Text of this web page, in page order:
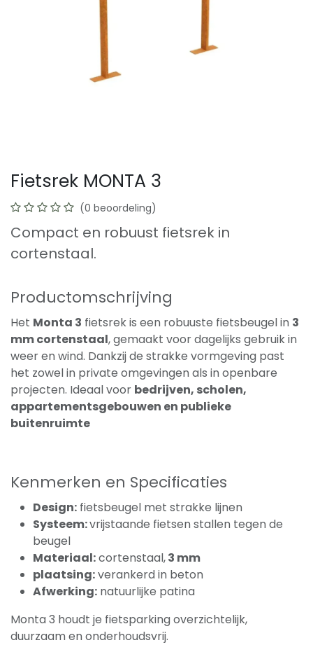
Fietsrek MONTA 3
(0 beoordeling)
Compact en robuust fietsrek in
cortenstaal.
Productomschrijving
Het Monta 3 fietsrek is een robuuste fietsbeugel in 3
mm cortenstaal, gemaakt voor dagelijks gebruik in
weer en wind. Dankzij de strakke vormgeving past
het zowel in private omgevingen als in openbare
projecten. Ideaal voor bedrijven, scholen,
appartementsgebouwen en publieke
buitenruimte
Kenmerken en Specificaties
Design: fietsbeugel met strakke lijnen
Systeem:vrijstaande fietsen stallen tegen de
beugel
Materiaal:cortenstaal,3 mm
plaatsing:verankerd in beton
Afwerking: natuurlijke patina
Monta 3 houdt je fietsparking overzichtelijk,
duurzaam en onderhoudsvrij.